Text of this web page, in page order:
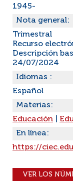
1945-
Nota general:
Trimestral
Recurso
Descripción
24/07/2024
Idiomas :
Español
Materias:
Educación
En línea:
https://
VER LOS